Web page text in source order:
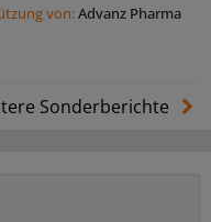
von:Advanz Pharma
Sonderberichte